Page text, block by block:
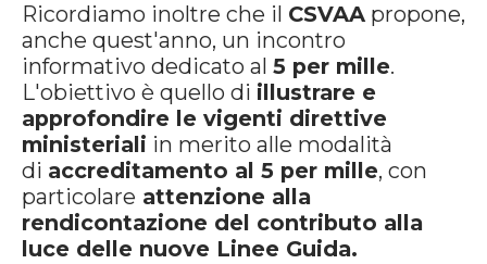
Ricordiamo inoltre che il CSVAA propone,
anche quest'anno, un incontro
informativo dedicato al 5 per mille.
L'obiettivo è quello di illustrare e
approfondire le vigenti direttive
ministeriali in merito alle modalità
di accreditamento al 5 per mille, con
particolare attenzione alla
rendicontazione del contributo alla
luce delle nuove Linee Guida.